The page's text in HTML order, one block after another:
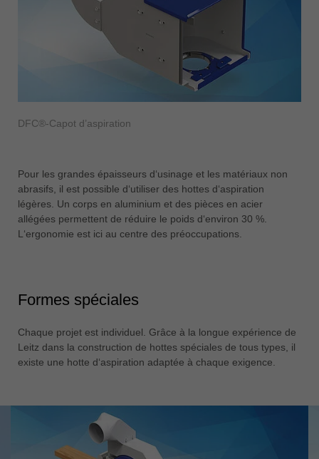
DFC®-Capot d’aspiration
Pour les grandes épaisseurs d‘usinage et les matériaux non
abrasifs, il est possible d‘utiliser des hottes d‘aspiration
légères. Un corps en aluminium et des pièces en acier
allégées permettent de réduire le poids d‘environ 30 %.
L‘ergonomie est ici au centre des préoccupations.
Formes spéciales
Chaque projet est individuel. Grâce à la longue expérience de
Leitz dans la construction de hottes spéciales de tous types, il
existe une hotte d‘aspiration adaptée à chaque exigence.